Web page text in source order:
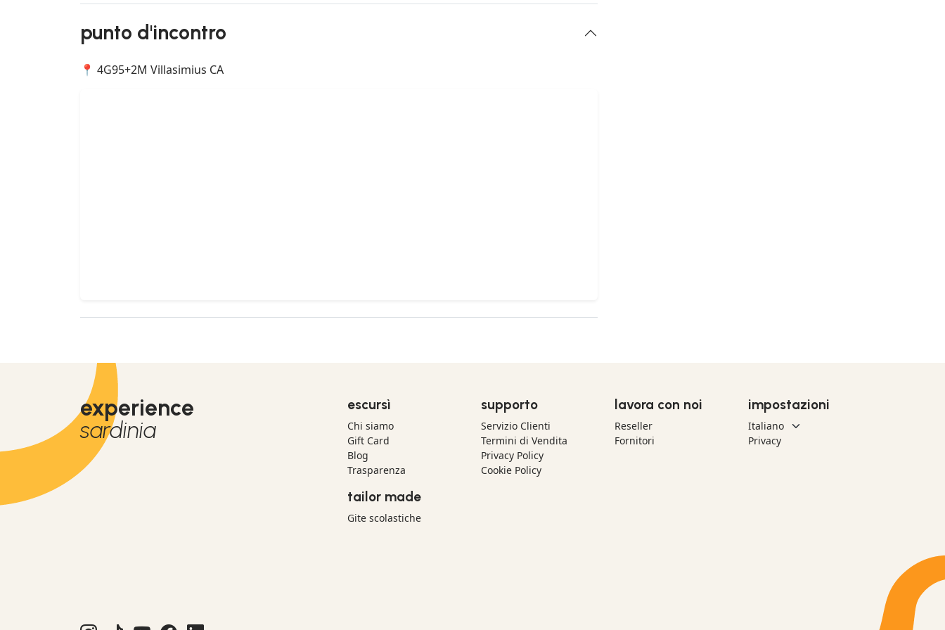
punto d'incontro
📍 4G95+2M Villasimius CA
experience
sardinia
escursì
Chi siamo
Gift Card
Blog
Trasparenza
tailor made
Gite scolastiche
supporto
Servizio Clienti
Termini di Vendita
Privacy Policy
Cookie Policy
lavora con noi
Reseller
Fornitori
impostazioni
Privacy